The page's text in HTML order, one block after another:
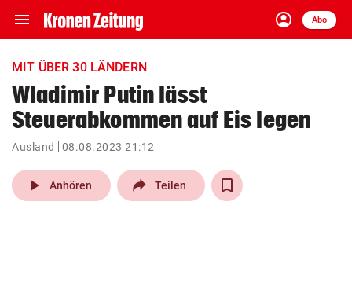
menu Navigation
ein-/ausklappen
account_circle
Anmelden
Abo
close Schließen
account_circle Anmelden
arrow_right
pin_drop
Wien arrow_right
MIT ÜBER 30 LÄNDERN
Wladimir Putin lässt
Steuerabkommen auf Eis legen
Ausland 08.08.2023 21:12
play_arrow Anhören Teilen